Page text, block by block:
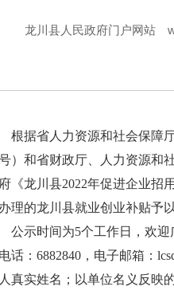
龙川县人民政府门户网站
据省人力资源和社会保障厅
）和省财政厅、人力资源和
《龙川县2022年促进企业招
理的龙川县就业创业补贴予
示时间为5个工作日，欢迎
话：6882840，电子邮箱：
真实姓名；以单位名义反映